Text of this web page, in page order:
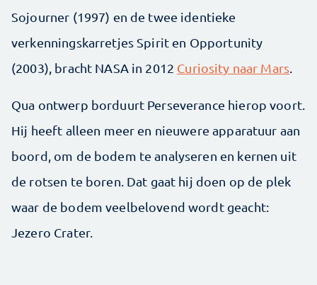
Sojourner (1997) en de twee identieke
verkenningskarretjes Spirit en Opportunity
(2003), bracht NASA in 2012 Curiosity naar Mars.
Qua ontwerp borduurt Perseverance hierop voort.
Hij heeft alleen meer en nieuwere apparatuur aan
boord, om de bodem te analyseren en kernen uit
de rotsen te boren. Dat gaat hij doen op de plek
waar de bodem veelbelovend wordt geacht:
Jezero Crater.